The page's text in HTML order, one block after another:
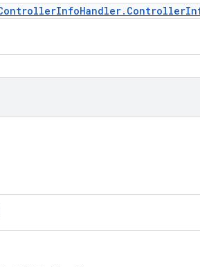
InfoHandler. Controller